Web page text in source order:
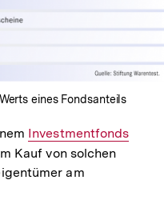
eines Fondsanteils
Interner
Link:
Investmentfonds
Kauf von solchen
am